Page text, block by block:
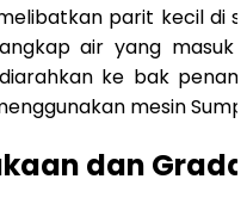
parit kecil di
air yang masuk
ke bak
mesin
dan